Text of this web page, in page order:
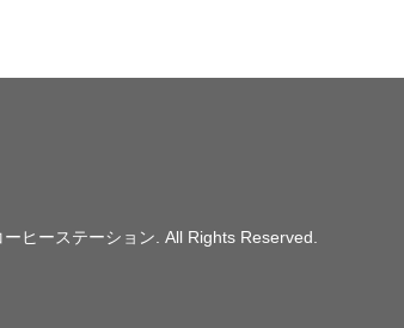
ーヒーステーション . All Rights Reserved.